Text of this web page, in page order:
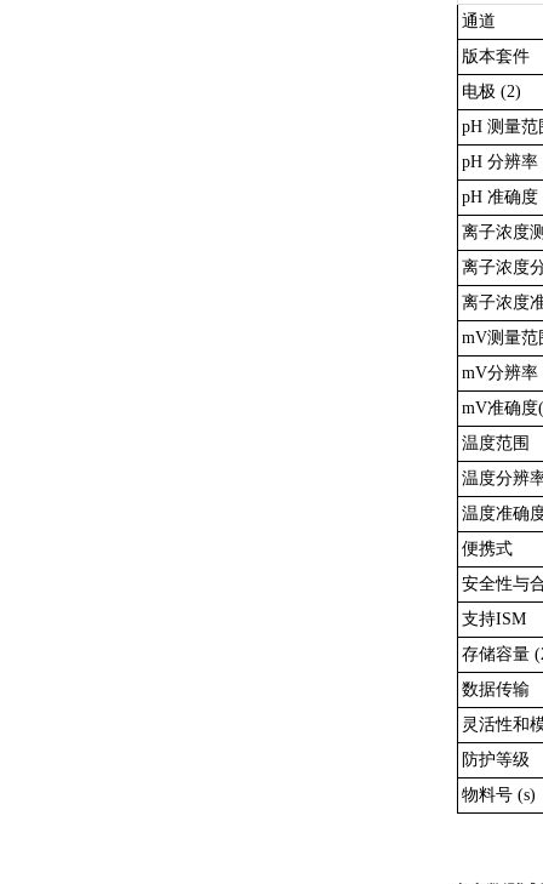
通道
版本套件
电极 (2)
pH 测量范
pH 分辨率
pH 准确度
离子浓度
离子浓度
离子浓度
mV测量范
mV分辨率
mV准确度
温度范围
温度分辨
温度准确
便携式
安全性与
支持ISM
存储容量
数据传输
灵活性和
防护等级
物料号 (s)